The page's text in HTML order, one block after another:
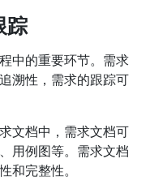
踪
中的重要环节。需求
溯性，需求的跟踪可
文档中，需求文档可
用例图等。需求文档
和完整性。